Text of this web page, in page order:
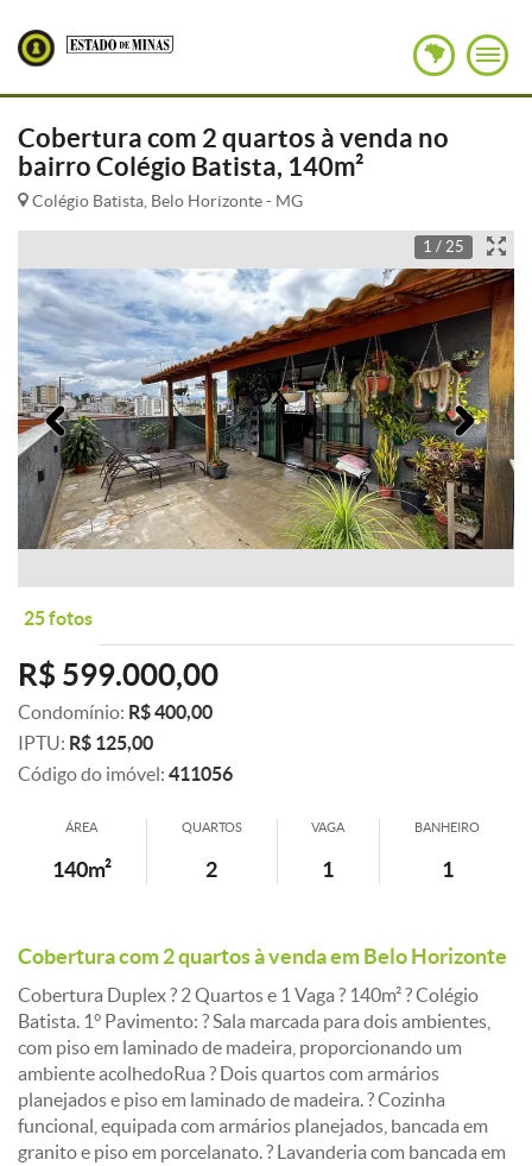
Cobertura com 2 quartos à venda no
bairro Colégio Batista, 140m²
Colégio Batista, Belo Horizonte - MG
1 / 25
Anterior
25 fotos
R$ 599.000,00
Condomínio: R$ 400,00
IPTU: R$ 125,00
Código do imóvel: 411056
ÁREA
140m²
QUARTOS
2
VAGA
1
BANHEIRO
1
Cobertura com 2 quartos à venda em Belo Horizonte
Cobertura Duplex ? 2 Quartos e 1 Vaga ? 140m² ? Colégio
Batista. 1° Pavimento: ? Sala marcada para dois ambientes,
com piso em laminado de madeira, proporcionando um
ambiente acolhedoRua ? Dois quartos com armários
planejados e piso em laminado de madeira. ? Cozinha
funcional, equipada com armários planejados, bancada em
granito e piso em porcelanato. ? Lavanderia com bancada em